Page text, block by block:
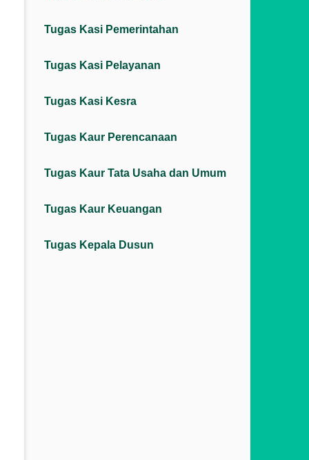
Tugas Kasi Pemerintahan
Tugas Kasi Pelayanan
Tugas Kasi Kesra
Tugas Kaur Perencanaan
Tugas Kaur Tata Usaha dan Umum
Tugas Kaur Keuangan
Tugas Kepala Dusun